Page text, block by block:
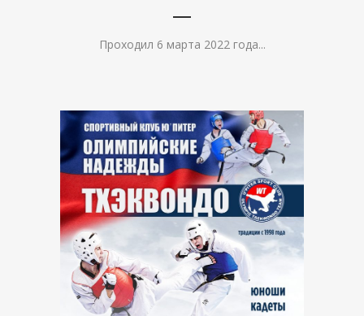
Проходил 6 марта 2022 года...